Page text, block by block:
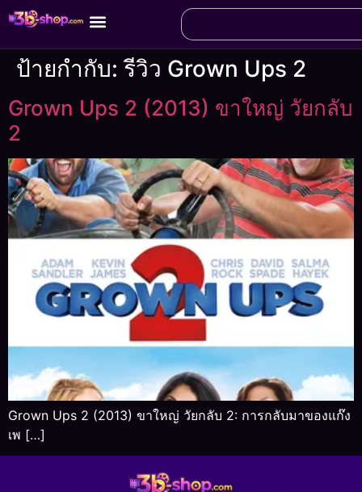
ป้ายกำกับ:รีวิว Grown Ups 2
Grown Ups 2 (2013) ขาใหญ่ วัยกลับ
2
Grown Ups 2 (2013) ขาใหญ่ วัยกลับ 2: การกลับมาของแก๊ง
เพ […]